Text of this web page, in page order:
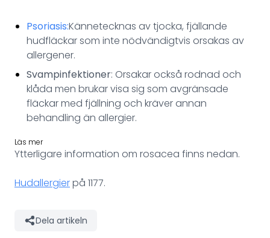
Psoriasis:Kännetecknas av tjocka, fjällande
hudfläckar som inte nödvändigtvis orsakas av
allergener.
Svampinfektioner: Orsakar också rodnad och
klåda men brukar visa sig som avgränsade
fläckar med fjällning och kräver annan
behandling än allergier.
Läs mer
Ytterligare information om rosacea finns nedan.
Hudallergierpå 1177.
Dela artikeln